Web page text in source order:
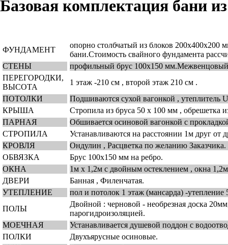
Базовая комплектация бани
ФУНДАМЕНТ
опорно столбчатый из блоков 200х400х200
бани.Стоимость свайного фундамента
СТЕНЫ
профильный брус 100х150 мм.Межвенцовый
ПЕРЕГОРОДКИ,
ВЫСОТА
1 этаж -210 см , второй этаж 210 см .
ПОТОЛКИ
Подшиваются сухой вагонкой , утеплитель
КРЫША
Стропила из бруса 50 х 100 мм , обрешетка
ПАРНАЯ
Обшивается осиновой вагонкой с
СТРОПИЛА
Устанавливаются на расстоянии 1м друг от
КРОВЛЯ
Ондулин , Расцветка по желанию Заказчика.
ОБВЯЗКА
Брус 100х150 мм на ребро.
ОКНА
1м х 1,2м с двойным остеклением , окна
ДВЕРИ
Банная , Филенчатая.
УТЕПЛЕНИЕ
пол и потолок 1 этаж (мансарда) -
ПОЛЫ
Двойной : черновой - необрезная доска
парогидроизоляцией.
МОЕЧНАЯ
Устанавливается душевой поддон с
ПОЛКИ
Двухъярусные осиновые.